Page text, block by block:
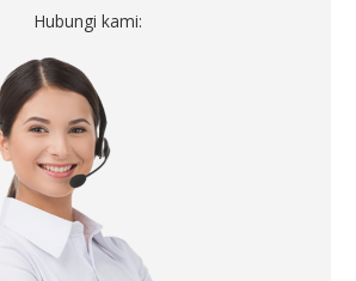
Hubungi kami: